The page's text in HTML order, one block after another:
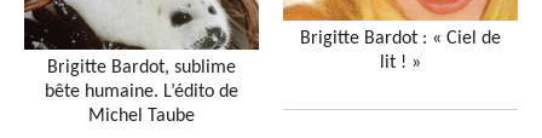
Brigitte Bardot, sublime
bête humaine. L’édito de
Michel Taube
Brigitte Bardot : « Ciel de
lit ! »